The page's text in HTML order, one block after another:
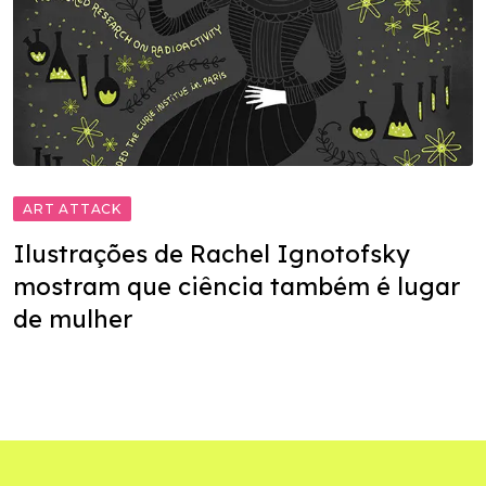
ART ATTACK
Ilustrações de Rachel Ignotofsky
mostram que ciência também é lugar
de mulher